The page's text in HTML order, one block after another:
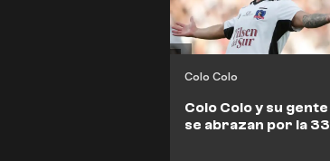
Colo Colo
Colo Colo y su gente
se abrazan por la 33